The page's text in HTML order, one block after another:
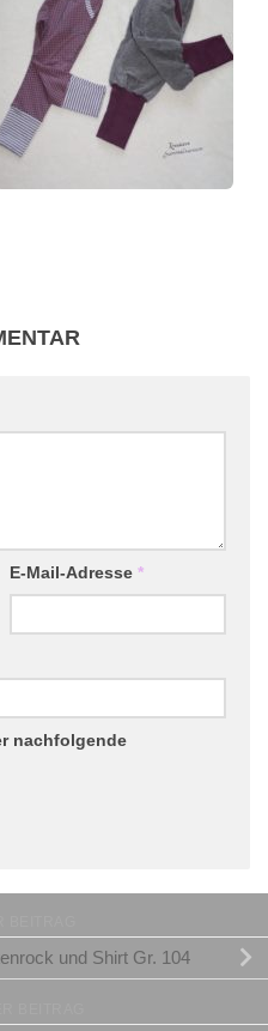
E-Mail-Adresse *
nachfolgende
und Shirt Gr. 104